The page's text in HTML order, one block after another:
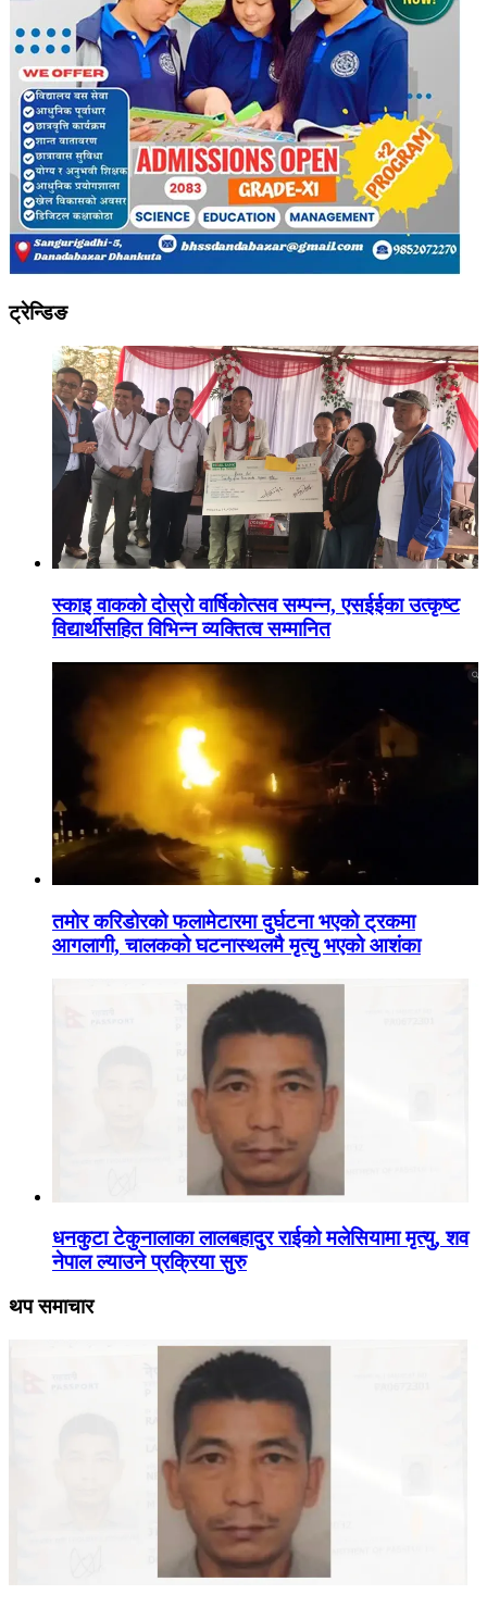
ट्रेन्डिङ
स्काइ वाकको दोस्रो वार्षिकोत्सव सम्पन्न, एसईईका उत्कृष्ट
विद्यार्थीसहित विभिन्न व्यक्तित्व सम्मानित
तमोर करिडोरको फलामेटारमा दुर्घटना भएको ट्रकमा
आगलागी, चालकको घटनास्थलमै मृत्यु भएको आशंका
धनकुटा टेकुनालाका लालबहादुर राईको मलेसियामा मृत्यु, शव
नेपाल ल्याउने प्रक्रिया सुरु
थप समाचार